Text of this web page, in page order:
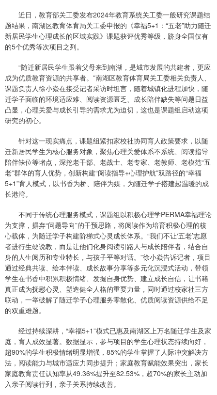
近日，教育部关工委发布2024年教育系统关工委一般研究课题结
题结果，南湖区教育体育局关工委申报的《幸福5+1：“五老”助力随迁
新居民学生心理成长的区域实践》课题获评优秀等级，跻身全国仅有
的5个优秀等次项目之列。
“随迁新居民学生跟着父母来到南湖，是城市发展的共建者，更应
成为优质教育资源的共享者。”南湖区教育体育局关工委相关负责人、
课题负责人徐小焱在接受记者采访时坦言，随着城镇化进程加快，随
迁学子面临的环境适应难、阅读资源匮乏、成长陪伴缺失等问题日益
凸显，心理关爱与成长引导的需求尤为迫切，这也是课题组启动这项
研究的初心。
针对这一现实痛点，课题组紧扣家校社协同育人政策要求，以随
迁新居民学生为核心服务对象，聚焦心理关爱体系不系统、阅读指导
陪伴缺位等堵点，深挖老干部、老战士、老专家、老教师、老模范“五
老”群体的育人优势，创新构建“阅读指导+心理护航”双路径的“幸福
5+1”育人模式，以书香为桥、陪伴为媒，为随迁学子搭建起温暖的成
长港湾。
不同于传统心理服务模式，课题组以积极心理学PERMA幸福理论
为支撑，摒弃“问题导向”的干预思路，将阅读作为培育积极心理的核
心载体，为随迁学子构建阶梯式心灵成长体系。“我们不让‘五老’志愿
者进行生硬说教，而是让他们化身阅读引路人与成长陪伴者，结合自
身的人生阅历和专业特长，与孩子平等对话。”徐小焱告诉记者，项目
通过经典共读、绘本伴读、成长故事分享等多元化沉浸式活动，带领
学生在书香中积累积极情绪、发掘自身优势、建立成长自信，让书籍
真正成为抚慰心灵、塑造健全人格的重要力量，同时通过校家社三方
联动，一举破解了随迁学子心理服务零散化、优质阅读资源供给不足
的双重难题。
经过持续深耕，“幸福5+1”模式已惠及南湖区上万名随迁学生及家
庭，育人成效显著。数据显示，参与项目的学生心理状态持续向好，
超90%的学生积极情绪明显增强，85%的学生掌握了人际冲突解决方
法，阅读能力与城市适应力同步提升；家庭教育赋能效果突出，家长
家庭教育责任认知率从49.36%提升至82.53%，超70%的家长主动加
入亲子阅读行列，亲子关系持续改善。